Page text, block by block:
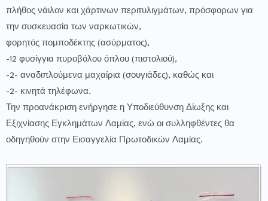
πλήθος νάιλον και χάρτινων περιτυλιγμάτων, πρόσφορων για
την συσκευασία των ναρκωτικών,
φορητός πομποδέκτης (ασύρματος),
-12 φυσίγγια πυροβόλου όπλου (πιστολιού),
-2- αναδιπλούμενα μαχαίρια (σουγιάδες), καθώς και
-2- κινητά τηλέφωνα.
Την προανάκριση ενήργησε η Υποδιεύθυνση Δίωξης και
Εξιχνίασης Εγκλημάτων Λαμίας, ενώ οι συλληφθέντες θα
οδηγηθούν στην Εισαγγελία Πρωτοδικών Λαμίας.